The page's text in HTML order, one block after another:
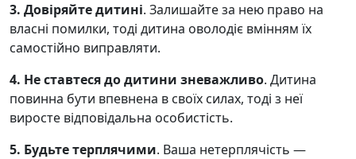
3. Довіряйте дитині. Залишайте за нею право на
власні помилки, тоді ди­тина оволодіє вмінням їх
самостійно виправляти.
4. Не ставтеся до дитини зневаж­ливо. Дитина
повинна бути впевнена в своїх силах, тоді з неї
виросте відпові­дальна особистість.
5. Будьте терплячими. Ваша не­терплячість —